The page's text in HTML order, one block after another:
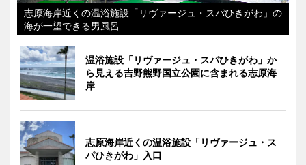
志原海岸近くの温浴施設「リヴァージュ・スパひきがわ」の
海が一望できる男風呂
温浴施設「リヴァージュ・スパひきがわ」か
ら見える吉野熊野国立公園に含まれる志原海
岸
志原海岸近くの温浴施設「リヴァージュ・ス
パひきがわ」入口